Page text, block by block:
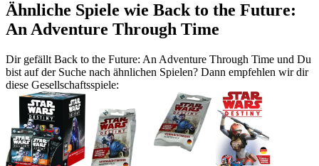
Ähnliche Spiele wie Back to the Future:
An Adventure Through Time
Dir gefällt Back to the Future: An Adventure Through Time und Du
bist auf der Suche nach ähnlichen Spielen? Dann empfehlen wir dir
diese Gesellschaftsspiele: